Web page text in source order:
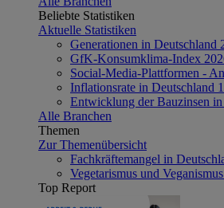
Beliebte Statistiken
Aktuelle Statistiken
Generationen in Deutschland
GfK-Konsumklima-Index
Social-Media-Plattformen -
Inflationsrate in Deutschland
Entwicklung der Bauzinsen
Alle Branchen
Themen
Zur Themenübersicht
Fachkräftemangel in
Vegetarismus und
Top Report